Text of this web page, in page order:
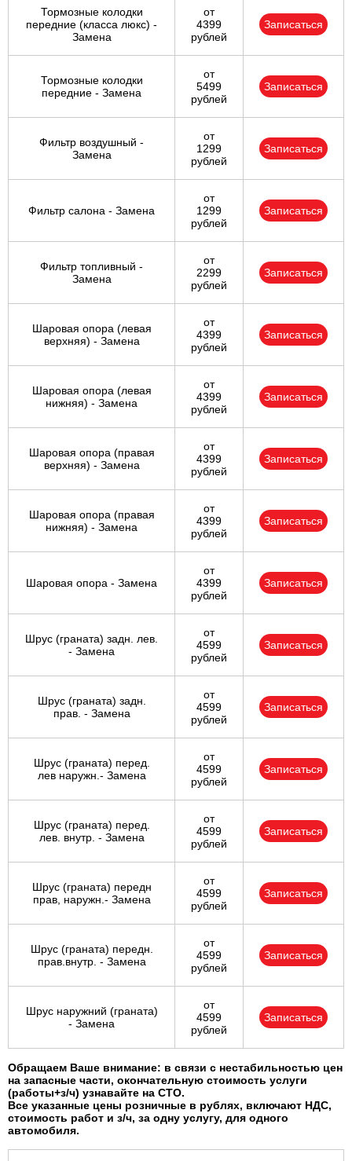
Тормозные колодки
передние (класса люкс) -
Замена
от
4399
рублей
Записаться
Тормозные колодки
передние - Замена
от
5499
рублей
Записаться
Фильтр воздушный -
Замена
от
1299
рублей
Записаться
Фильтр салона - Замена
от
1299
рублей
Записаться
Фильтр топливный -
Замена
от
2299
рублей
Записаться
Шаровая опора (левая
верхняя) - Замена
от
4399
рублей
Записаться
Шаровая опора (левая
нижняя) - Замена
от
4399
рублей
Записаться
Шаровая опора (правая
верхняя) - Замена
от
4399
рублей
Записаться
Шаровая опора (правая
нижняя) - Замена
от
4399
рублей
Записаться
Шаровая опора - Замена
от
4399
рублей
Записаться
Шрус (граната) задн. лев.
- Замена
от
4599
рублей
Записаться
Шрус (граната) задн.
прав. - Замена
от
4599
рублей
Записаться
Шрус (граната) перед.
лев наружн.- Замена
от
4599
рублей
Записаться
Шрус (граната) перед.
лев. внутр. - Замена
от
4599
рублей
Записаться
Шрус (граната) передн
прав, наружн.- Замена
от
4599
рублей
Записаться
Шрус (граната) передн.
прав.внутр. - Замена
от
4599
рублей
Записаться
Шрус наружний (граната)
- Замена
от
4599
рублей
Записаться
Обращаем Ваше внимание: в связи с нестабильностью цен
на запасные части, окончательную стоимость услуги
(работы+з/ч) узнавайте на СТО.
Все указанные цены розничные в рублях, включают НДС,
стоимость работ и з/ч, за одну услугу, для одного
автомобиля.